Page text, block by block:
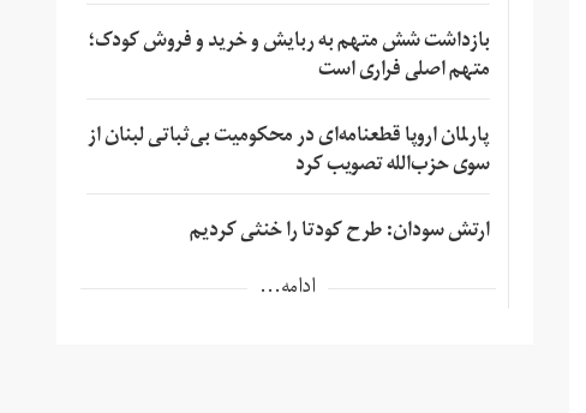
بازداشت شش متهم به ربایش و خرید و فروش کودک؛
متهم اصلی فراری است
پارلمان اروپا قطعنامه‌ای در محکومیت بی‌ثباتی لبنان از
سوی حزب‌الله تصویب کرد
ارتش سودان: طرح کودتا را خنثی کردیم
ادامه...